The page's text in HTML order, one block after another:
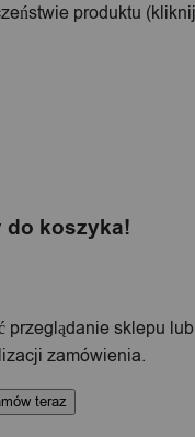
produktu
do koszyka!
przeglądanie sklepu
zamówienia.
teraz